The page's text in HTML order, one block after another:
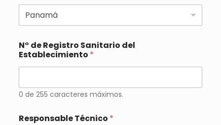
N° de Registro Sanitario del
Establecimiento *
0 de 255 caracteres máximos.
Responsable Técnico *